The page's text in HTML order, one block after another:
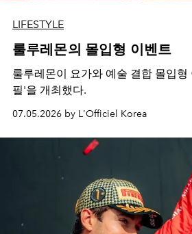
LIFESTYLE
룰루레몬의 몰입형 이벤트
룰루레몬이 요가와 예술 결합 몰입
필'을 개최했다.
07.05.2026 by L'Officiel Korea